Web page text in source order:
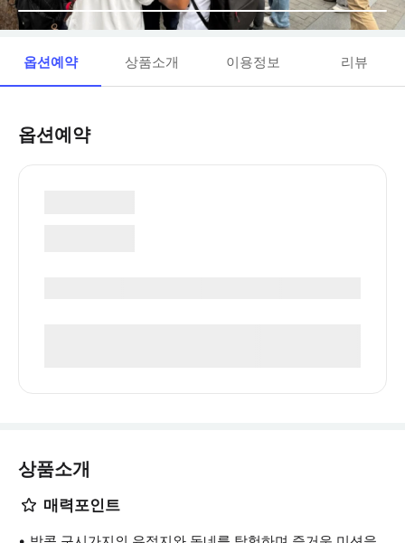
옵션예약 상품소개 이용정보 리뷰
옵션예약
상품소개
매력포인트